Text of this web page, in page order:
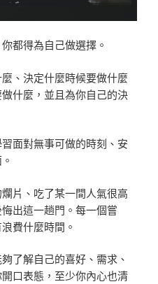
都得為自己做選擇。
、決定什麼時候要做什麼
什麼，並且為你自己的決
面對無事可做的時刻、安
片、吃了某一間人氣很高
出這一趟門。每一個嘗
費什麼時間。
了解自己的喜好、需求、
口表態，至少你內心也清